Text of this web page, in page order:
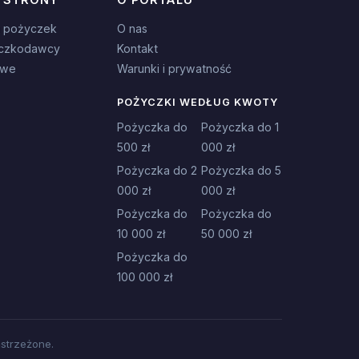
pożyczek
O nas
Kontakt
Warunki i prywatność
POŻYCZKI WEDŁUG KWOTY
Pożyczka do
500 zł
Pożyczka do 1
000 zł
Pożyczka do 2
000 zł
Pożyczka do 5
000 zł
Pożyczka do
10 000 zł
Pożyczka do
50 000 zł
Pożyczka do
100 000 zł